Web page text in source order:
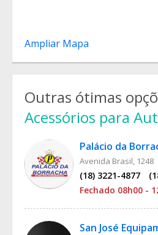
Ampliar Mapa
Outras ótimas
Acessórios para
Palácio da
Avenida Brasil, 1248
(18) 3221-4877
Fechado 08h00 -
San José